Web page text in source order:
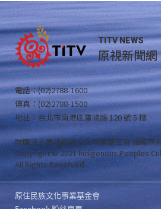
TITV NEWS
原視新聞網
電話：(02)2788-1600
傳真：(02)2788-1500
地址：台北市南港區重陽路 120 號 5 樓
財團法人原住民族文化事業基金會 版權所
Copyright © 2021 Indigenous Peoples
All Rights Reserved .
原住民族文化事業基金會